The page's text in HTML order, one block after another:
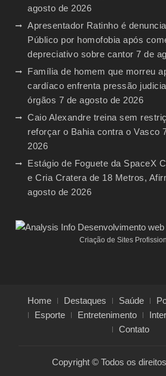
agosto de 2026
Apresentador Ratinho é
Público por homofobia após
depreciativo sobre cantor 7 de
Família de homem que morreu
cardíaco enfrenta pressão
órgãos 7 de agosto de 2026
Caio Alexandre treina sem
reforçar o Bahia contra o Vasco
2026
Estágio de Foguete da SpaceX
e Cria Cratera de 18 Metros,
agosto de 2026
Criação de Sites
Home Destaques Saúde
Esporte
Entretenimento
Contato
Copyright © Todos os